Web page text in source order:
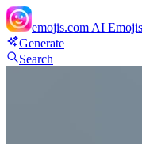
emojis.com AI Emojis
Generate
Search